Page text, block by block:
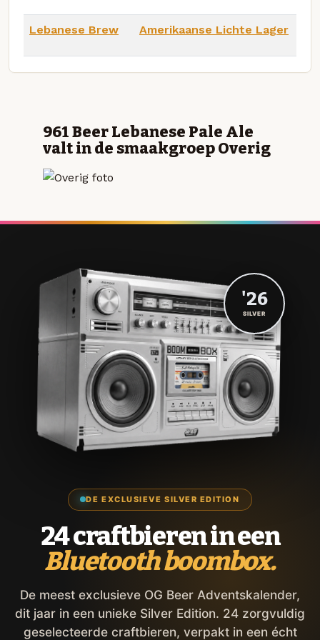
Lebanese Brew Amerikaanse Lichte Lager
961 Beer Lebanese Pale Ale
valt in de smaakgroep Overig
DE EXCLUSIEVE SILVER EDITION
24 craftbieren in een
Bluetooth boombox.
De meest exclusieve OG Beer Adventskalender,
dit jaar in een unieke Silver Edition. 24 zorgvuldig
geselecteerde craftbieren, verpakt in een écht
'26
SILVER